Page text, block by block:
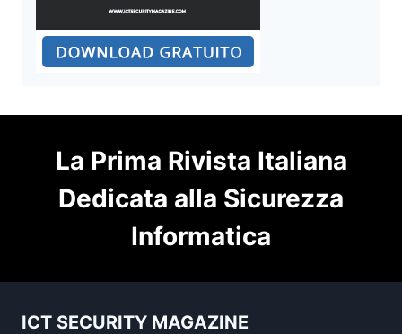
La Prima Rivista Italiana
Dedicata alla Sicurezza
Informatica
ICT SECURITY MAGAZINE